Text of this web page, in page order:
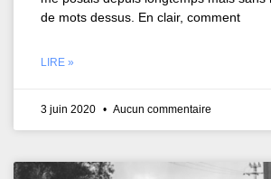
de mots dessus. En clair, comment
LIRE »
3 juin 2020 Aucun commentaire